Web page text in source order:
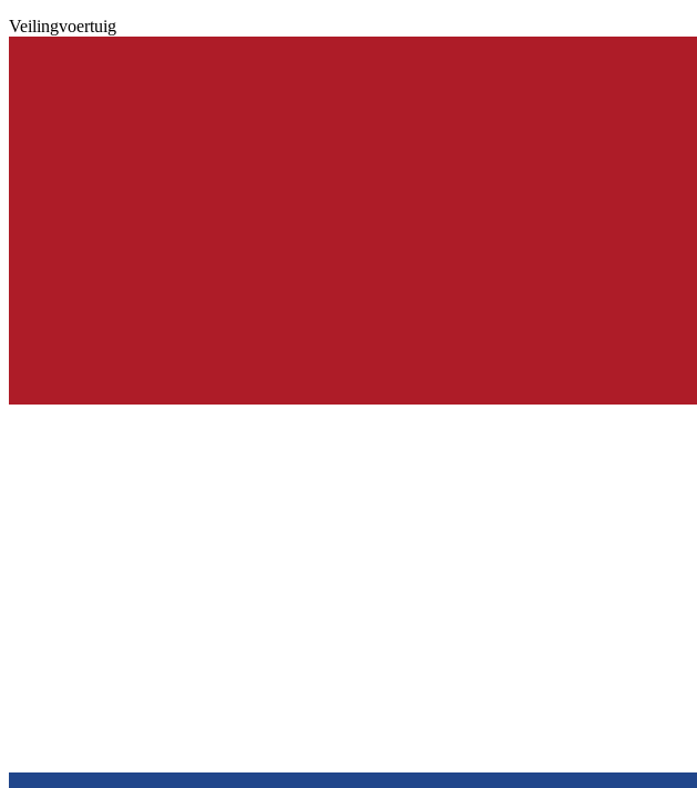
Veilingvoertuig